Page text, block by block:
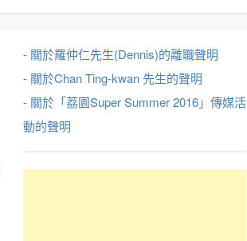
- 關於羅仲仁先生(Dennis)的離職聲明
- 關於Chan Ting-kwan 先生的聲明
- 關於「荔園Super Summer 2016」傳媒活
動的聲明